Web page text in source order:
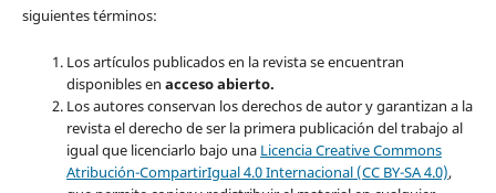
siguientes términos:
Los artículos publicados en la revista se encuentran
disponibles en acceso abierto.
Los autores conservan los derechos de autor y garantizan a la
revista el derecho de ser la primera publicación del trabajo al
igual que licenciarlo bajo una Licencia Creative Commons
Atribución-CompartirIgual 4.0 Internacional (CC BY-SA 4.0),